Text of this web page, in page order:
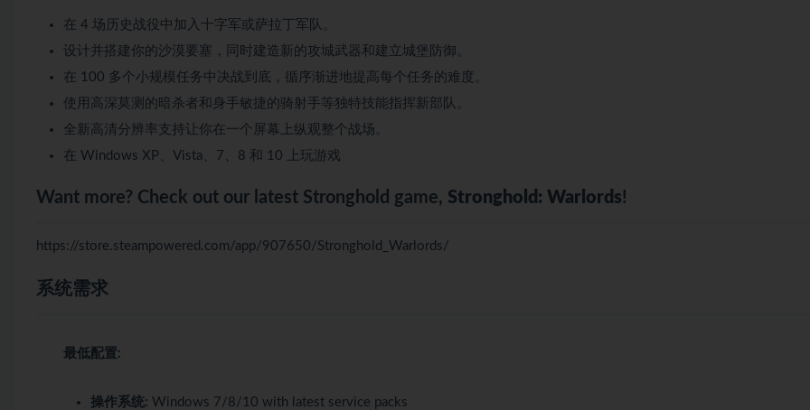
在 4 场历史战役中加入十字军或萨拉丁军队。
设计并搭建你的沙漠要塞，同时建造新的攻城武器和建立城堡防御。
在 100 多个小规模任务中决战到底，循序渐进地提高每个任务的难度。
使用高深莫测的暗杀者和身手敏捷的骑射手等独特技能指挥新部队。
全新高清分辨率支持让你在一个屏幕上纵观整个战场。
在 Windows XP、Vista、7、8 和 10 上玩游戏
Want more? Check out our latest Stronghold game, Stronghold: Warlords!
https://store.steampowered.com/app/907650/Stronghold_Warlords/
系统需求
最低配置:
操作系统: Windows 7/8/10 with latest service packs